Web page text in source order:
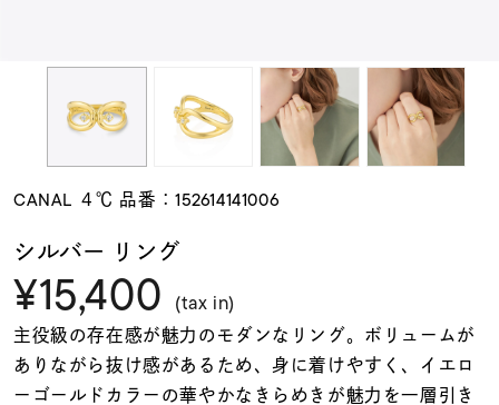
ファッションテイス
ト
着用シーン
CANAL ４℃ 品番：152614141006
シルバー リング
¥15,400 (tax in)
主役級の存在感が魅力のモダンなリング。ボリュームが
ありながら抜け感があるため、身に着けやすく、イエロ
ーゴールドカラーの華やかなきらめきが魅力を一層引き